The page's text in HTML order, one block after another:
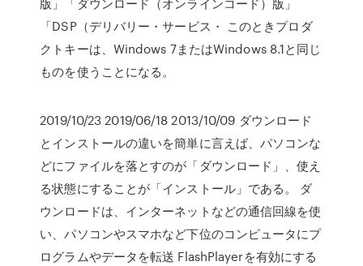
「DSP（デリバリー・サービス・ このときプロダ
クトキーは、Windows 7またはWindows 8.1と同じ
ものを使うことになる。
2019/10/23 2019/06/18 2013/10/09 ダウンロード
とインストールの違いを簡単に言えば、パソコンな
どにファイルを落とすのが「ダウンロード」、使え
る状態にすることが「インストール」である。 ダ
ウンロードは、インターネットなどの通信回線を使
い、パソコンやスマホなど下位のコンピュータにプ
ログラムやデータを転送 FlashPlayerを有効にする